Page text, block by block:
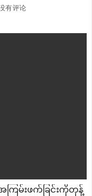
有评论
ကြမ်းဖက်ခြင်းကိုတုန့်